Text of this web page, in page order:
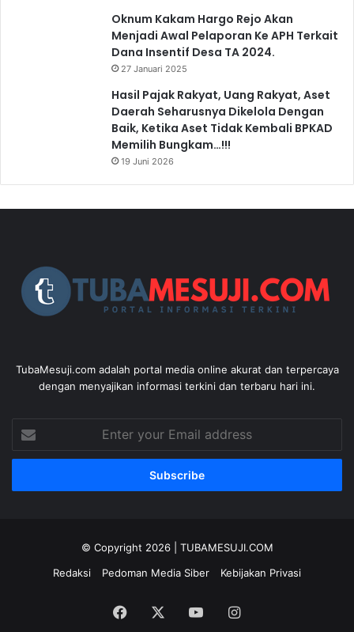
Oknum Kakam Hargo Rejo Akan
Menjadi Awal Pelaporan Ke APH Terkait
Dana Insentif Desa TA 2024.
27 Januari 2025
Hasil Pajak Rakyat, Uang Rakyat, Aset
Daerah Seharusnya Dikelola Dengan
Baik, Ketika Aset Tidak Kembali BPKAD
Memilih Bungkam…!!!
19 Juni 2026
TubaMesuji.com adalah portal media online akurat dan terpercaya
dengan menyajikan informasi terkini dan terbaru hari ini.
your
Email
© Copyright 2026 | TUBAMESUJI.COM
Redaksi
Pedoman Media Siber Kebijakan Privasi
Facebook YouTubeInstagram